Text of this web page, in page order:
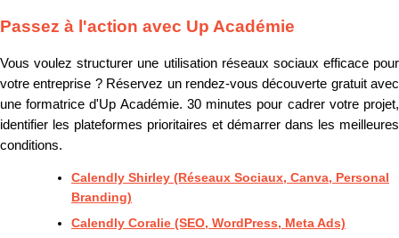
Passez à l'action avec Up Académie
Vous voulez structurer une utilisation réseaux sociaux efficace pour
votre entreprise ? Réservez un rendez-vous découverte gratuit avec
une formatrice d'Up Académie. 30 minutes pour cadrer votre projet,
identifier les plateformes prioritaires et démarrer dans les meilleures
conditions.
Calendly Shirley (Réseaux Sociaux, Canva, Personal
Branding)
Calendly Coralie (SEO, WordPress, Meta Ads)